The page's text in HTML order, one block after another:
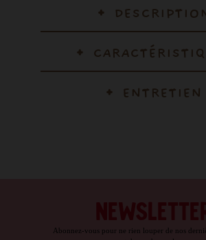
ENTRETIEN
Abonnez-vous pour ne rien louper de nos